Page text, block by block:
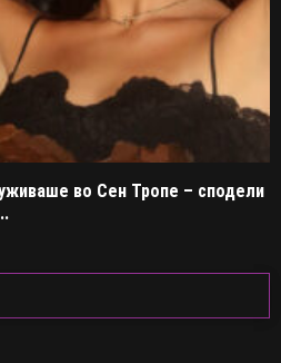
во Сен Тропе – сподели